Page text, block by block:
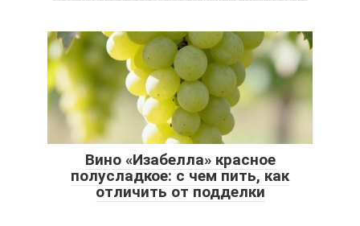
Вино «Изабелла» красное
полусладкое: с чем пить, как
отличить от подделки